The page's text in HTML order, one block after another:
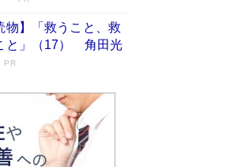
ンクイン［エンターテイ
Book Bang
嘘である」原作者が抱き
自己憐憫は描きたくな
わったこと（後編） #
褒めたらもっと伸びる」
わった“人を育てるコ
す
Book Bang
物】「救うこと、救
と」（17） 角田光
PR